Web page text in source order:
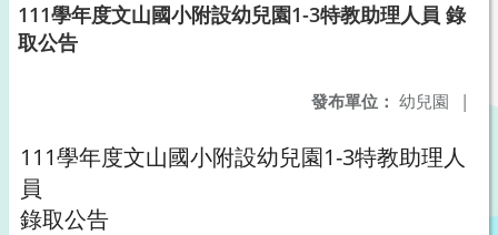
111學年度文山國小附設幼兒園1-3特教助理人員 錄
取公告
發布單位： 幼兒園 |
111學年度文山國小附設幼兒園1-3特教助理人
員
錄取公告